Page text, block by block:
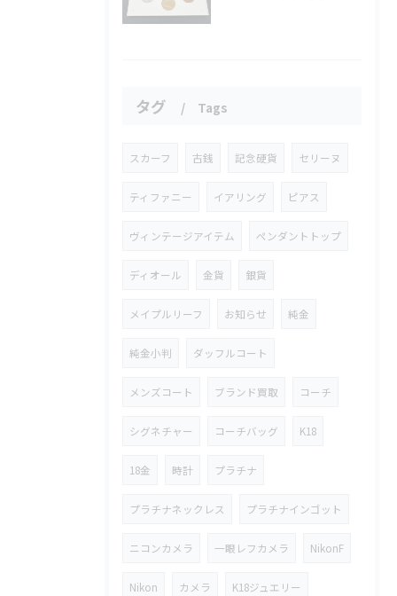
タグ Tags
スカーフ 古銭 記念硬貨 セリーヌ
ティファニー イアリング ピアス
ヴィンテージアイテム ペンダントトップ
ディオール 金貨 銀貨
メイプルリーフ お知らせ 純金
純金小判 ダッフルコート
メンズコート ブランド買取 コーチ
シグネチャー コーチバッグ K18
18金 時計 プラチナ
プラチナネックレス プラチナインゴット
ニコンカメラ 一眼レフカメラ NikonF
Nikon カメラ K18ジュエリー